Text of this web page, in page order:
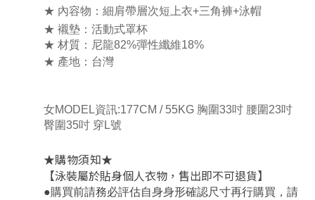
★ 內容物：細肩帶層次短上衣+三角褲+泳帽
★ 襯墊：活動式罩杯
★ 材質：尼龍82%彈性纖維18%
★ 產地：台灣
女MODEL資訊:177CM / 55KG 胸圍33吋 腰圍23吋
臀圍35吋 穿L號
★購物須知★
【泳裝屬於貼身個人衣物，售出即不可退貨】
●購買前請務必評估自身身形確認尺寸再行購買 ， 請